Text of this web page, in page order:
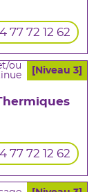
77 72 12 62
ou
[Niveau 3]
77 72 12 62